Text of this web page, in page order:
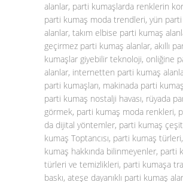
alanlar, parti kumaşlarda renklerin
parti kumaş moda trendleri, yün
alanlar, takım elbise parti kumaş
geçirmez parti kumaş alanlar, akıllı
kumaşlar giyebilir teknoloji, onliğine
alanlar, internetten parti kumaş
parti kumaşları, makinada parti
parti kumaş nostalji havası, rüyada
görmek, parti kumaş moda renkleri,
da dijital yöntemler, parti kumaş
kumaş Toptancısı, parti kumaş
kumaş hakkında bilinmeyenler, parti
türleri ve temizlikleri, parti kumaşa
baskı, ateşe dayanıklı parti kumaş